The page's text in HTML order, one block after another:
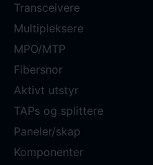
Transceivere
Multipleksere
MPO/MTP
Fibersnor
Aktivt utstyr
TAPs og splittere
Paneler/skap
Komponenter